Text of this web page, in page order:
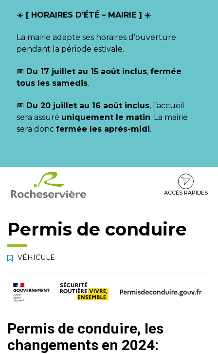
☀️ [ HORAIRES D’ÉTÉ – MAIRIE ] ☀️
La mairie adapte ses horaires d’ouverture
pendant la période estivale.
📅 Du 17 juillet au 15 août inclus, fermée
tous les samedis.
📅 Du 20 juillet au 16 août inclus, l’accueil
sera assuré uniquement le matin. La mairie
sera donc fermée les après-midi.
contenu
pied
ACCÈS RAPIDES
Permis de conduire
VÉHICULE
Permis de conduire, les
changements en 2024: